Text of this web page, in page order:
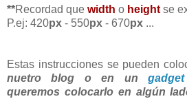
**Recordad que width o height se
P.ej: 420px - 550px - 670px ...
Estas instrucciones se pueden
nuetro blog o en un
queremos colocarlo en algún